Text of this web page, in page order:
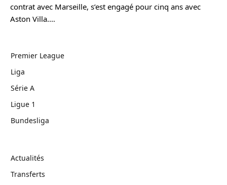
contrat avec Marseille, s’est engagé pour cinq ans avec
Aston Villa.…
Premier League
Liga
Série A
Ligue 1
Bundesliga
Actualités
Transferts